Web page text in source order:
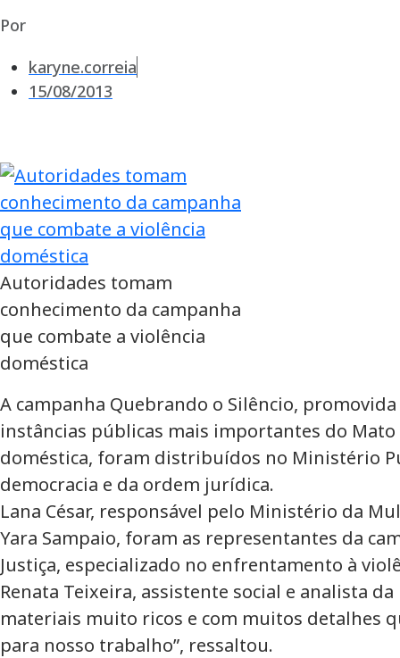
Por
karyne.correia
15/08/2013
Autoridades tomam
conhecimento da campanha
que combate a violência
doméstica
A campanha Quebrando o Silêncio,
instâncias públicas mais importantes do
doméstica, foram distribuídos no Ministério
democracia e da ordem jurídica.
Lana César, responsável pelo Ministério da
Yara Sampaio, foram as representantes da
Justiça, especializado no enfrentamento à
Renata Teixeira, assistente social e analista
materiais muito ricos e com muitos detalhes
para nosso trabalho”, ressaltou.